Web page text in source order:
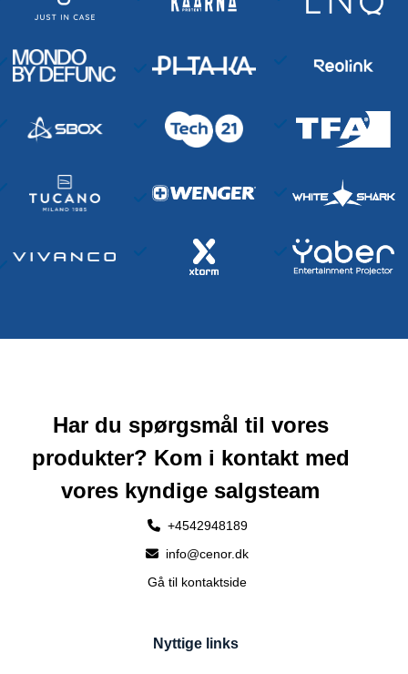
Har du spørgsmål til vores
produkter? Kom i kontakt med
vores kyndige salgsteam
+4542948189
info@cenor.dk
Gå til kontaktside
Nyttige links